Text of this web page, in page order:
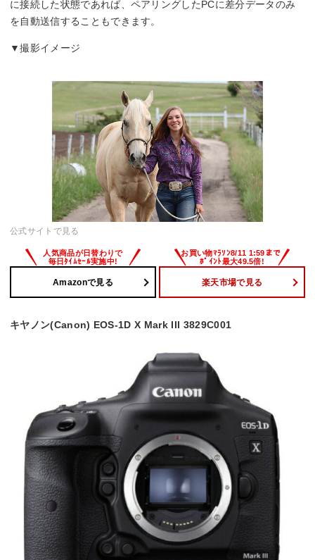
シャッタースピード
に接続した状態であれば、ペアリングしたPCに差分データのみ
を自動送信することもできます。
▼撮影イメージ
公式サイトで見る
Amazonで見る 楽天市場で見る
キヤノン(Canon) EOS-1D X Mark III 3829C001